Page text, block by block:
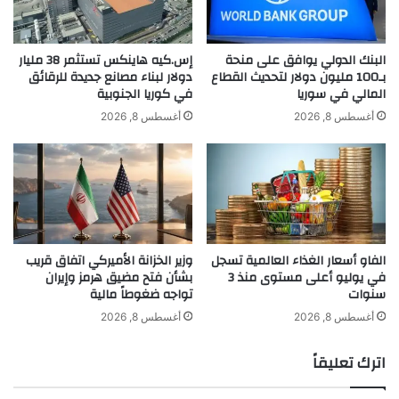
ميتسولا، سابقا، إنها تدعم فكرة بدء محادثات
حول عضوية أوكرانيا في الاتحاد الأوروبي في
منتصف ديسمبر القادم.
لشؤون التكامل الأوروأطلسي والأوروبي، أولغا
ستيفانيشينا، أن السلطات الأوكرانية لن تتمكن
من تنفيذ جميع التوصيات السبع الصادرة عن
المفوضية الأوروبية بشأن وضع المرشح
لعضوية الاتحاد الأوروبي بشكل كامل قبل
أكتوبر المقبل.
و
ا
ز
و
ل
ي
م
ر
م
ن
4
.
أ
ن
د
ي
أ
و
ك
ن
ي
البنك الدولي يوافق على منحة
بـ100 مليون دولار لتحديث القطاع
المالي في سوريا
أغسطس 8, 2026
إس.كيه هاينكس تستثمر 38 مليار
دولار لبناء مصانع جديدة للرقائق
في كوريا الجنوبية
أغسطس 8, 2026
الفاو أسعار الغذاء العالمية تسجل
في يوليو أعلى مستوى منذ 3
سنوات
أغسطس 8, 2026
وزير الخزانة الأميركي اتفاق قريب
بشأن فتح مضيق هرمز وإيران
تواجه ضغوطاً مالية
أغسطس 8, 2026
اترك تعليقاً